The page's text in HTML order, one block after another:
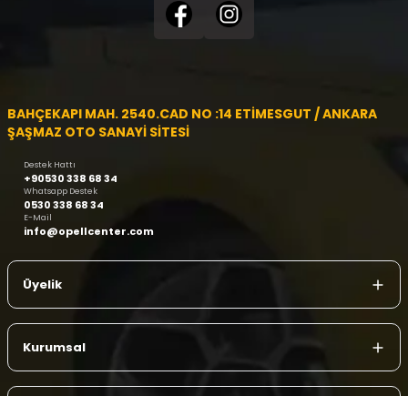
BAHÇEKAPI MAH. 2540.CAD NO :14 ETİMESGUT / ANKARA
ŞAŞMAZ OTO SANAYİ SİTESİ
Destek Hattı
+90530 338 68 34
Whatsapp Destek
0530 338 68 34
E-Mail
info@opellcenter.com
Üyelik
Kurumsal